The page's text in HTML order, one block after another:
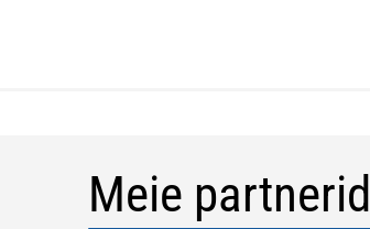
Meie partnerid